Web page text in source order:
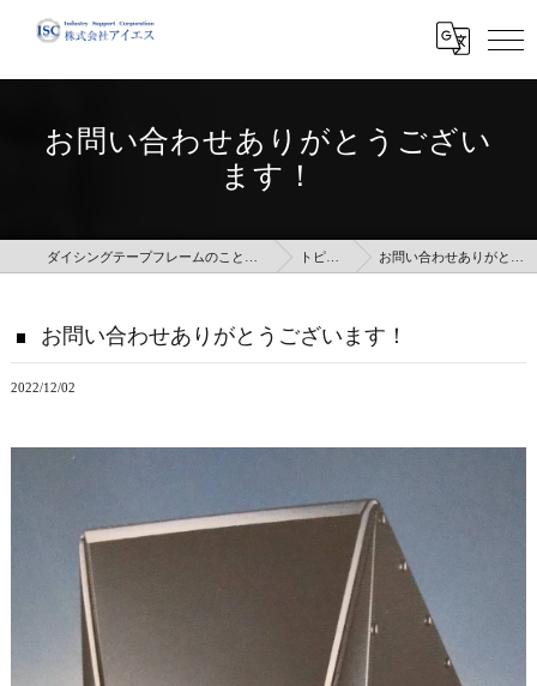
お問い合わせありがとうござい
ます！
トピックス お問い合わせありがとうございます！
お問い合わせありがとうございます！
2022/12/02